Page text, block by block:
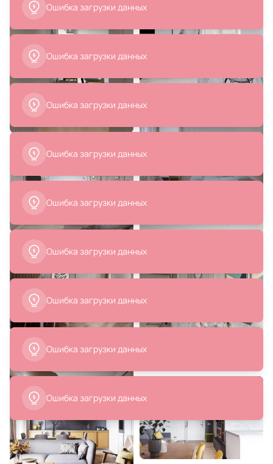
Ошибка загрузки данных
Ошибка загрузки данных
Ошибка загрузки данных
В корзину
61 400 ₽ 30 700 ₽
Nowodvorski Hemisphere L 10298
В корзину
6 230 ₽
выключателем на проводе
220V TR97680В корзину
19 190 ₽
Подвесной светильник Belfast
14 100 ₽ 15 463 ₽